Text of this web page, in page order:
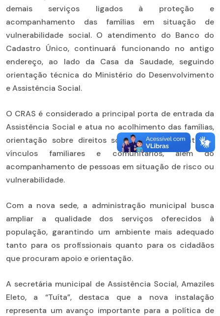
demais serviços ligados à proteção e
acompanhamento das famílias em situação de
vulnerabilidade social. O atendimento do Banco do
Cadastro Único, continuará funcionando no antigo
endereço, ao lado da Casa da Saudade, seguindo
orientação técnica do Ministério do Desenvolvimento
e Assistência Social.
O CRAS é considerado a principal porta de entrada da
Assistência Social e atua no acolhimento das famílias,
orientação sobre direitos sociais, fortalecimento de
vínculos familiares e comunitários, além do
acompanhamento de pessoas em situação de risco ou
vulnerabilidade.
Com a nova sede, a administração municipal busca
ampliar a qualidade dos serviços oferecidos à
população, garantindo um ambiente mais adequado
tanto para os profissionais quanto para os cidadãos
que procuram apoio e orientação.
A secretária municipal de Assistência Social, Amaziles
Eleto, a “Tuíta”, destaca que a nova instalação
representa um avanço importante para a política de